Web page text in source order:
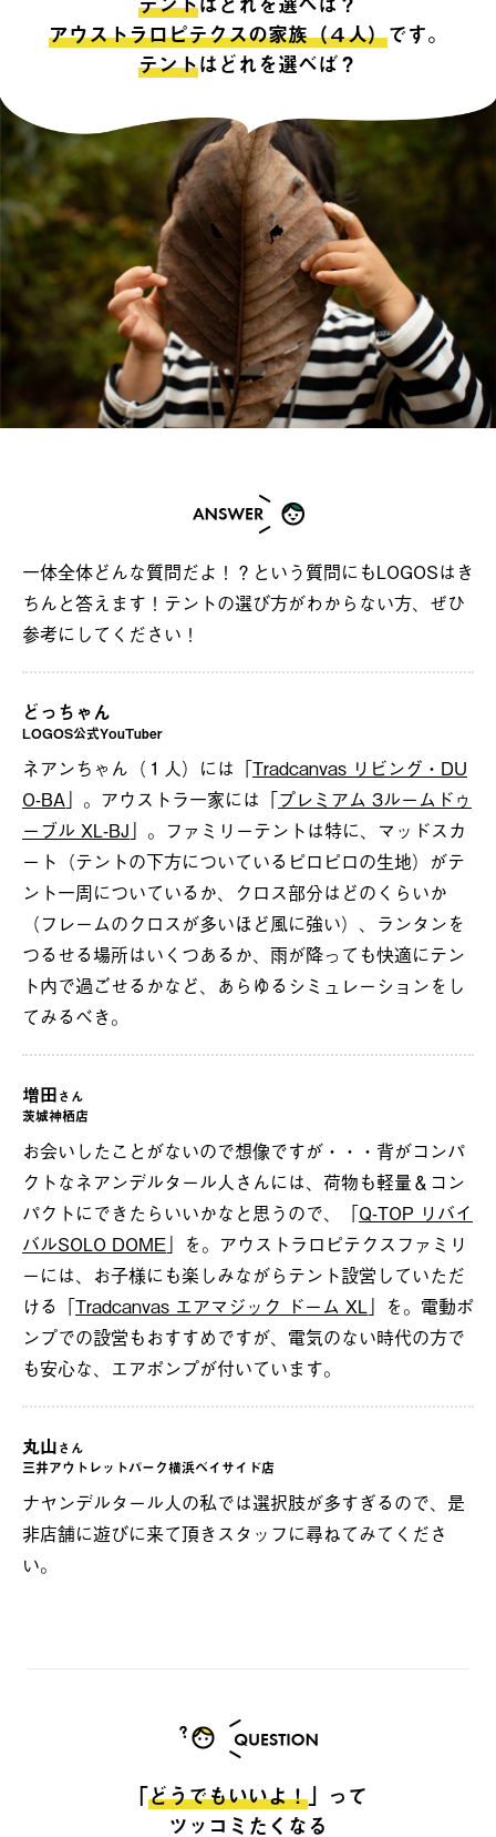
アウストラロピテクスの家族（４人）です。
テントはどれを選べば？
一体全体どんな質問だよ！？という質問にもLOGOSはき
ちんと答えます！テントの選び方がわからない方、ぜひ
参考にしてください！
どっちゃん
LOGOS公式YouTuber
ネアンちゃん（１人）には「Tradcanvas リビング・DU
O-BA」。アウストラ一家には「プレミアム 3ルームドゥ
ーブル XL-BJ 」。ファミリーテントは特に、マッドスカ
ート（テントの下方についているピロピロの生地）がテ
ント一周についているか、クロス部分はどのくらいか
（フレームのクロスが多いほど風に強い）、ランタンを
つるせる場所はいくつあるか、雨が降っても快適にテン
ト内で過ごせるかなど、あらゆるシミュレーションをし
てみるべき。
増田さん
茨城神栖店
お会いしたことがないので想像ですが・・・背がコンパ
クトなネアンデルタール人さんには、荷物も軽量＆コン
パクトにできたらいいかなと思うので、「Q-TOP リバイ
バルSOLO DOME」を。アウストラロピテクスファミリ
ーには、お子様にも楽しみながらテント設営していただ
ける「Tradcanvas エアマジック ドーム XL」を。電動ポ
ンプでの設営もおすすめですが、電気のない時代の方で
も安心な、エアポンプが付いています。
丸山さん
三井アウトレットパーク横浜ベイサイド店
ナヤンデルタール人の私では選択肢が多すぎるので、是
非店舗に遊びに来て頂きスタッフに尋ねてみてくださ
い。
「どうでもいいよ！」って
ツッコミたくなる